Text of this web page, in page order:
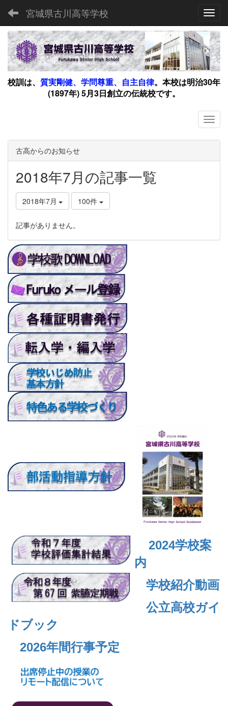
宮城県古川高等学校
校訓は、 質実剛健、学問尊重、自主自律。 本校は明治30年
(1897年) 5月3日創立の伝統校です。
古高からのお知らせ
2018年7月の記事一覧
2018年7月 100件
記事がありません。
2024学校案
内
学校紹介動画
公立高校ガイ
ドブック
2026年間行事予定